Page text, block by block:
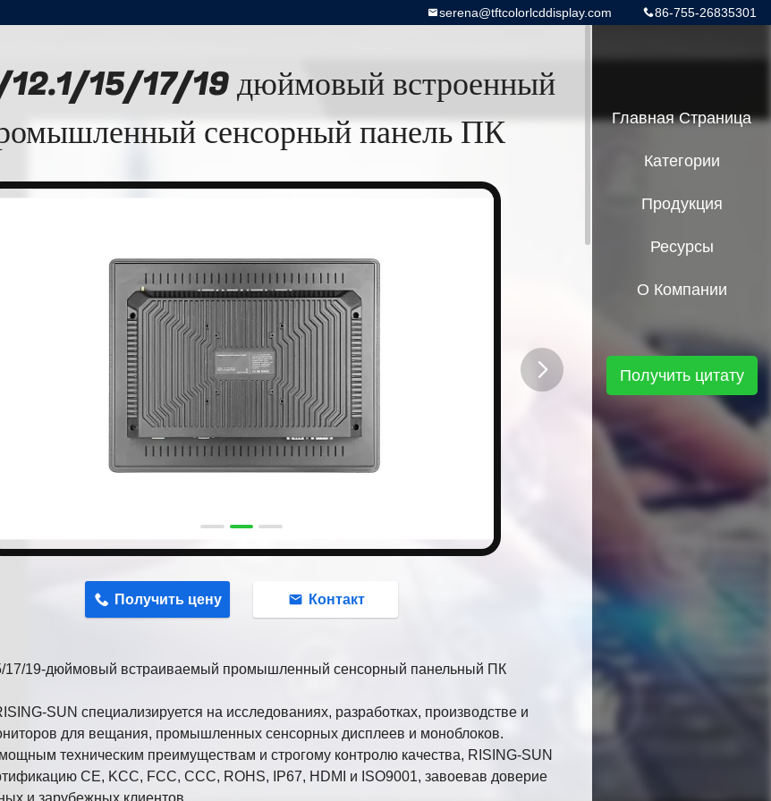
86-755-26835301
serena@tftcolorlcddisplay.com
15/17/19 дюймовый встроенный
сенсорный панель ПК
Получить цену Контакт
17/19-дюймовый встраиваемый промышленный сенсорный панельный ПК
SUN специализируется на исследованиях, разработках, производстве и
для вещания, промышленных сенсорных дисплеев и моноблоков.
техническим преимуществам и строгому контролю качества, RISING-SUN
CE, KCC, FCC, CCC, ROHS, IP67, HDMI и ISO9001, завоевав доверие
Главная Страница
Категории
Продукция
Ресурсы
О Компании
Получить цитату